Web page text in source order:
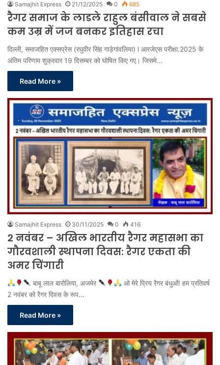
Samajhit Express 21/12/2025 0 685
रैगर समाज के लाडले राहुल बंसीवाल ने सबसे
कम उम्र में जज बनकर इतिहास रचा
दिल्ली, समाजहित एक्सप्रेस (रघुवीर सिंह गाड़ेगांवलिया) l आरजेएस परीक्षा.2025 के
अंतिम परिणाम शुक्रवार 19 दिसम्बर को घोषित किए गए। जिसमे…
Read More »
Samajhit Express 30/11/2025 0 416
2 नवंबर – अखिल भारतीय रैगर महासभा का
गौरवशाली स्थापना दिवस: रैगर एकता की
अमर चिंगारी
बाबू लाल बारोलिया, अजमेर
ओ मेरे प्रिय रैगर बंधुओं! हम प्रतिवर्ष
2 नवंबर को रैगर दिवस के रूप…
Read More »